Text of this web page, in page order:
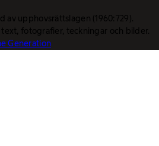
av upphovsrättslagen (1960:729).
fotografier, teckningar och bilder.
Generation